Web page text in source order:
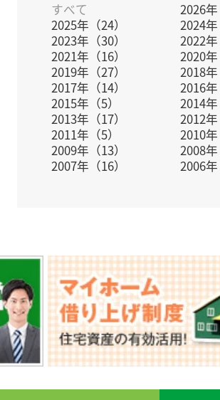
すべて
2026年
2025年（24）
2024年
2023年（30）
2022年
2021年（16）
2020年
2019年（27）
2018年
2017年（14）
2016年
2015年（5）
2014年
2013年（17）
2012年
2011年（5）
2010年
2009年（13）
2008年
2007年（16）
2006年